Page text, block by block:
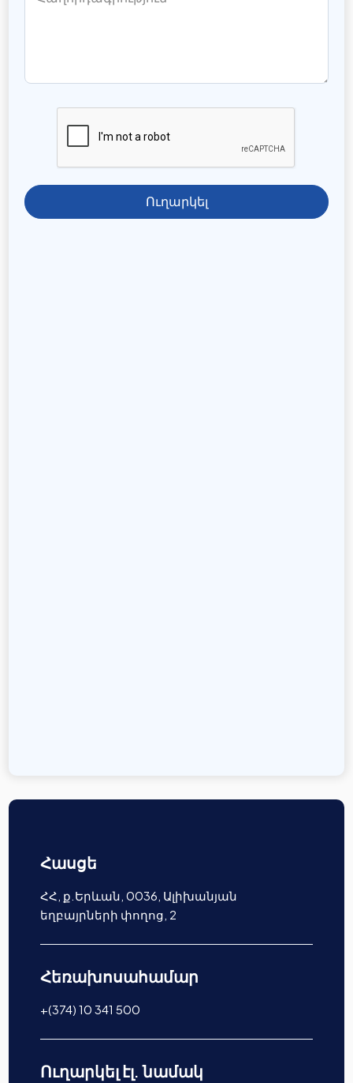
Ուղարկել
Հասցե
ՀՀ, ք.Երևան, 0036, Ալիխանյան
եղբայրների փողոց, 2
Հեռախոսահամար
+(374) 10 341 500
Ուղարկել էլ. նամակ